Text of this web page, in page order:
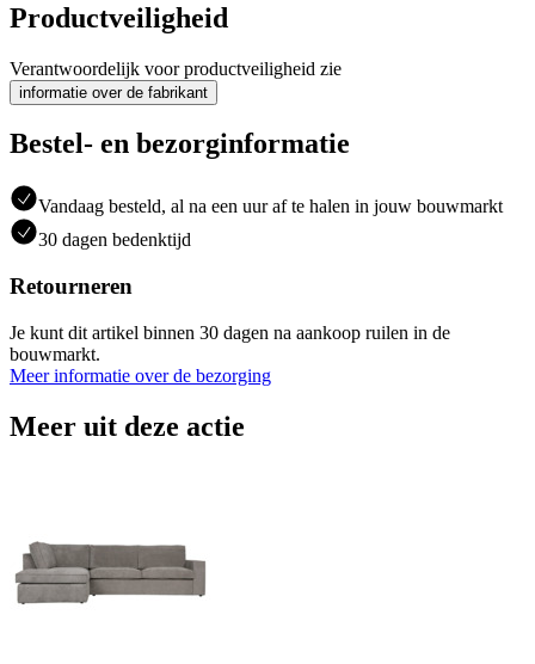
Productveiligheid
Verantwoordelijk voor productveiligheid zie
informatie over de fabrikant
Bestel- en bezorginformatie
Vandaag besteld, al na een uur af te halen in jouw bouwmarkt
30 dagen bedenktijd
Retourneren
Je kunt dit artikel binnen 30 dagen na aankoop ruilen in de
bouwmarkt.
Meer informatie over de bezorging
Meer uit deze actie